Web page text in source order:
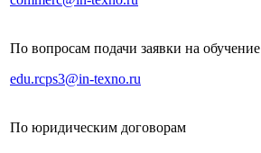
По вопросам подачи заявки на обучение
edu.rcps3@in-texno.ru
По юридическим договорам